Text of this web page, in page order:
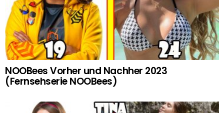
NOOBees Vorher und Nachher 2023
(Fernsehserie NOOBees)